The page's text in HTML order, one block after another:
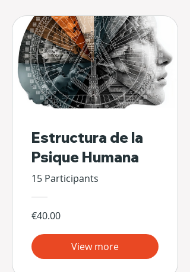
Estructura de la
Psique Humana
15 Participants
€40.00
View more